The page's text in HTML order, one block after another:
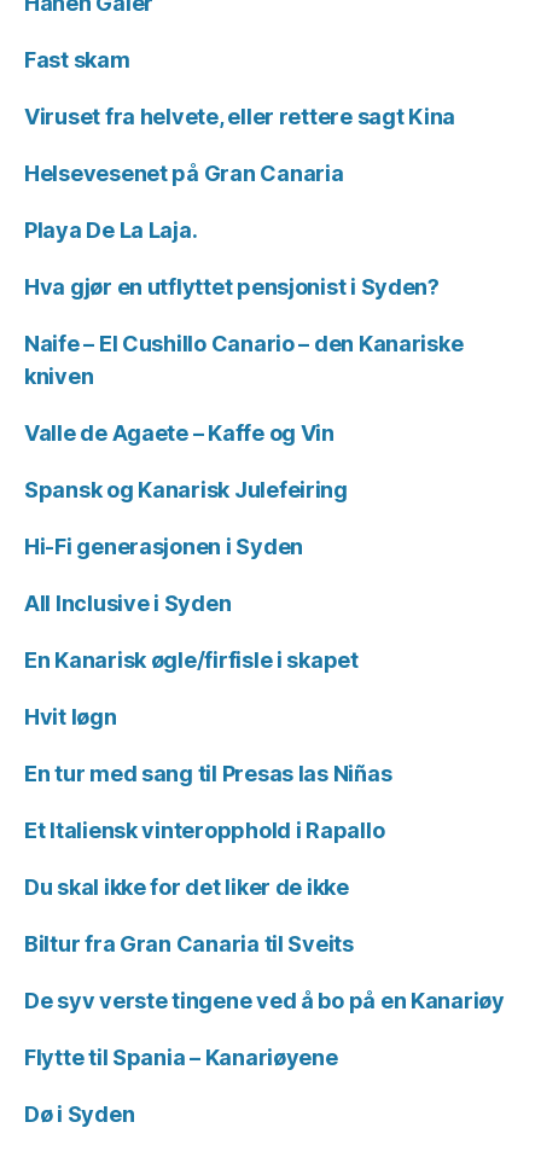
Fast skam
Viruset fra helvete, eller rettere sagt Kina
Helsevesenet på Gran Canaria
Playa De La Laja.
Hva gjør en utflyttet pensjonist i Syden?
Naife – El Cushillo Canario – den Kanariske
kniven
Valle de Agaete – Kaffe og Vin
Spansk og Kanarisk Julefeiring
Hi-Fi generasjonen i Syden
All Inclusive i Syden
En Kanarisk øgle/firfisle i skapet
Hvit løgn
En tur med sang til Presas las Niñas
Et Italiensk vinteropphold i Rapallo
Du skal ikke for det liker de ikke
Biltur fra Gran Canaria til Sveits
De syv verste tingene ved å bo på en Kanariøy
Flytte til Spania – Kanariøyene
Dø i Syden